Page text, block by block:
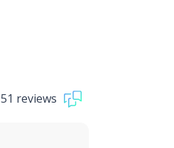
51 reviews